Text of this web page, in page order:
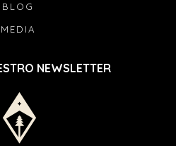
BLOG
MEDIA
NEWSLETTER